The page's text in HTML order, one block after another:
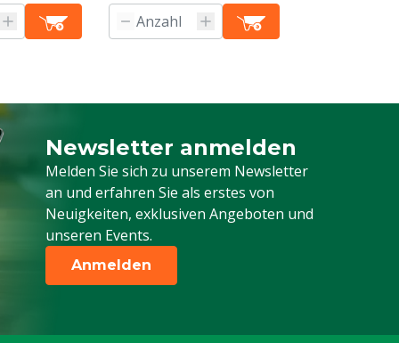
Newsletter anmelden
Melden Sie sich zu unserem Newsletter
an und erfahren Sie als erstes von
Neuigkeiten, exklusiven Angeboten und
unseren Events.
Melden Sie sich für unseren Newsletter
Anmelden